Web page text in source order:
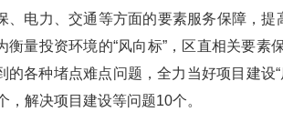
、电力、交通等方面的要素服务保障，提
衡量投资环境的“风向标”，区直相关要
的各种堵点难点问题，全力当好项目建设
，解决项目建设等问题10个。